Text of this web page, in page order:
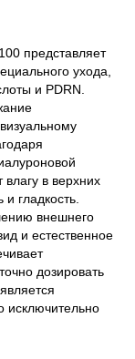
представляет
ухода,
и PDRN.
в верхних
гладкость.
внешнего
и естественное
дозировать
исключительно